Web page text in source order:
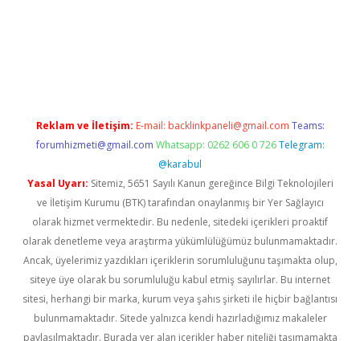
Reklam ve İletişim: E-mail: backlinkpaneli@gmail.com Teams:
forumhizmeti@gmail.com Whatsapp: 0262 606 0 726 Telegram:
@karabul
Yasal Uyarı: Sitemiz, 5651 Sayılı Kanun gereğince Bilgi Teknolojileri
ve İletişim Kurumu (BTK) tarafından onaylanmış bir Yer Sağlayıcı
olarak hizmet vermektedir. Bu nedenle, sitedeki içerikleri proaktif
olarak denetleme veya araştırma yükümlülüğümüz bulunmamaktadır.
Ancak, üyelerimiz yazdıkları içeriklerin sorumluluğunu taşımakta olup,
siteye üye olarak bu sorumluluğu kabul etmiş sayılırlar. Bu internet
sitesi, herhangi bir marka, kurum veya şahıs şirketi ile hiçbir bağlantısı
bulunmamaktadır. Sitede yalnızca kendi hazırladığımız makaleler
paylaşılmaktadır. Burada yer alan içerikler haber niteliği taşımamakta